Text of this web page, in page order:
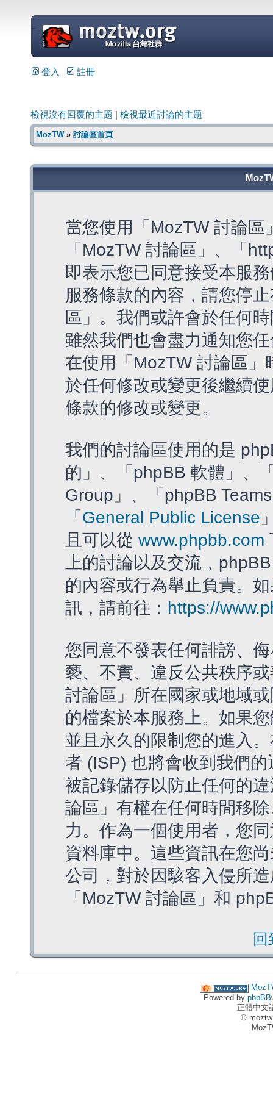
=
登入 註冊
檢視沒有回覆的主題 檢視最近討論的主題
MozTW» 討論區首頁
當您使用「MozTW 討論
「MozTW 討論區」、「
即表示您已同意接受本服
服務條款的內容，請您停
區」。我們或許會於任何
雖然我們也會盡力通知您
在使用「MozTW 討論區
於任何修改或變更後繼續
條款的修改或變更。
我們的討論區使用的是
的」、「phpBB 軟體」、
Group」、「phpBB
「 General Public License
且可以從 www.phpbb.com
上的討論以及交流，
的內容或行為舉止負責。
訊，請前往： https://
您同意不發表任何誹謗、
褻、不實、違反公共秩序
討論區」所在國家或地域
的檔案於本服務上。如果
並且永久的限制您的進入
者 (ISP) 也將會收到我們
被記錄儲存以防止任何的
論區」有權在任何時間移
力。作為一個使用者，您
資料庫中。這些資訊在您
公司，對於因駭客入侵所
「MozTW 討論區」和
Powered by phpBB
正體中文
©